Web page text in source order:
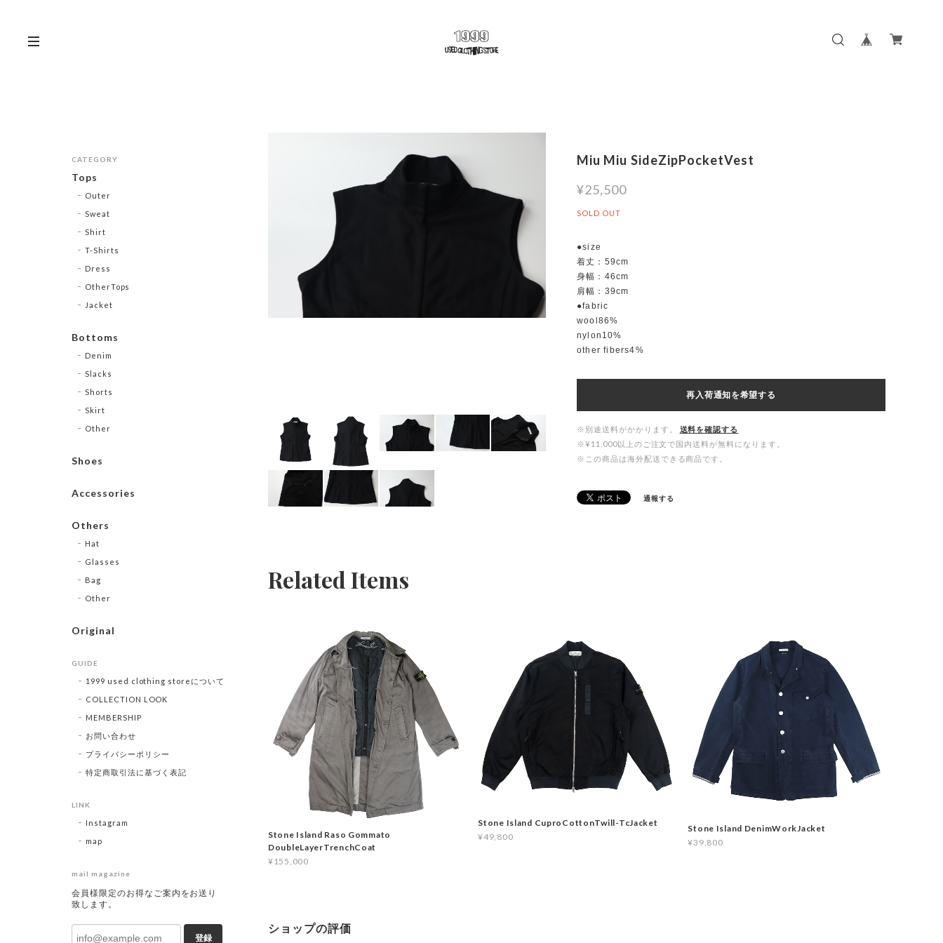
Miu Miu SideZipPocketVest
¥25,500
SOLD OUT
●size
着丈：59cm
身幅：46cm
肩幅：39cm
●fabric
wool86%
nylon10%
other fibers4%
再入荷通知を希望する
※別途送料がかかります。
送料を確認する
※¥11,000以上のご注文で国内送料が無料になります。
※この商品は海外配送できる商品です。
通報する
Related Items
Stone Island Raso Gommato
DoubleLayerTrenchCoat
¥155,000
Stone Island CuproCottonTwill-TcJacket
¥49,800
Stone Island DenimWorkJacket
¥39,800
ショップの評価
CATEGORY
Tops
Outer
Sweat
Shirt
T-Shirts
Dress
OtherTops
Jacket
Bottoms
Denim
Slacks
Shorts
Skirt
Other
Shoes
Accessories
Others
Hat
Glasses
Bag
Other
Original
GUIDE
1999 used clothing storeについて
COLLECTION LOOK
MEMBERSHIP
お問い合わせ
プライバシーポリシー
特定商取引法に基づく表記
LINK
Instagram
map
mail magazine
会員様限定のお得なご案内をお送り
致します。
登録